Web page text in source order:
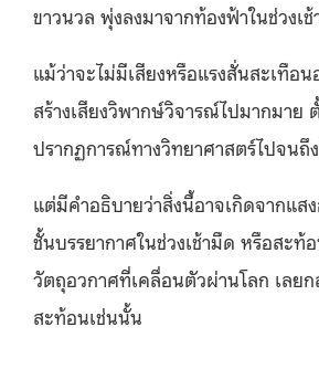
ขาวนวล พุ่งลงมาจากท้องฟ้าในช่วงเ
แม้ว่าจะไม่มีเสียงหรือแรงสั่นสะเทือ
สร้างเสียงวิพากษ์วิจารณ์ไปมากมาย
ปรากฏการณ์ทางวิทยาศาสตร์ไปจนถึ
แต่มีคำอธิบายว่าสิ่งนี้อาจเกิดจากแ
ชั้นบรรยากาศในช่วงเช้ามืด หรือสะท้
วัตถุอวกาศที่เคลื่อนตัวผ่านโลก เลยก
สะท้อนเช่นนั้น